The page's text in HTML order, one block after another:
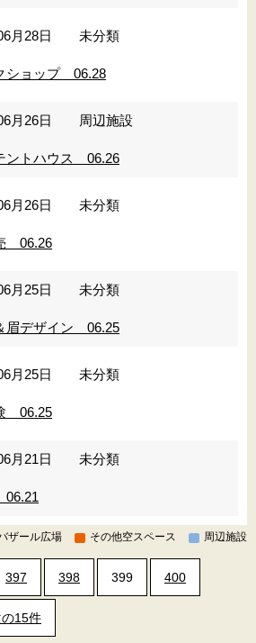
月28日 未分類
ショップ 06.28
月26日 周辺施設
ントハウス 06.26
月26日 未分類
06.26
月25日 未分類
眉デザイン 06.25
月25日 未分類
06.25
月21日 未分類
06.21
ザール広場 その他空スペース 周辺施設
397 398 399 400
の15件